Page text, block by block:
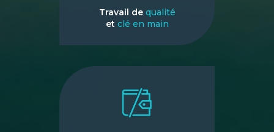
Travail de qualité
et clé en main